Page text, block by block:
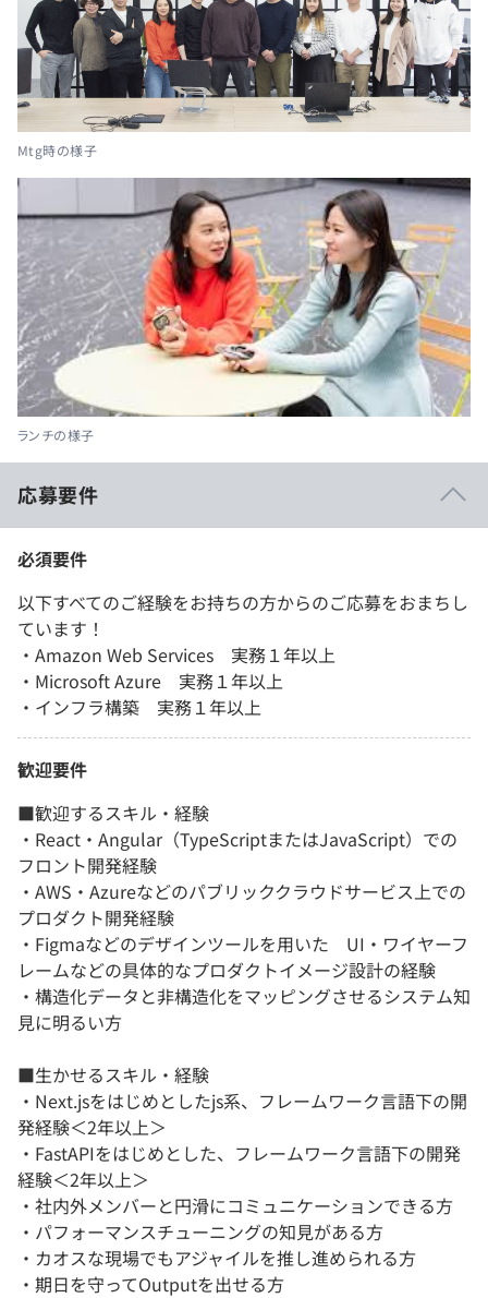
Mtg時の様子
ランチの様子
応募要件
必須要件
以下すべてのご経験をお持ちの方からのご応募をおまちし
ています！
・Amazon Web Services 実務１年以上
・Microsoft Azure 実務１年以上
・インフラ構築 実務１年以上
歓迎要件
■歓迎するスキル・経験
・React・Angular（TypeScriptまたはJavaScript）での
フロント開発経験
・AWS・Azureなどのパブリッククラウドサービス上での
プロダクト開発経験
・Figmaなどのデザインツールを用いた UI・ワイヤーフ
レームなどの具体的なプロダクトイメージ設計の経験
・構造化データと非構造化をマッピングさせるシステム知
見に明るい方
■生かせるスキル・経験
・Next.jsをはじめとしたjs系、フレームワーク言語下の開
発経験＜2年以上＞
・FastAPIをはじめとした、フレームワーク言語下の開発
経験＜2年以上＞
・社内外メンバーと円滑にコミュニケーションできる方
・パフォーマンスチューニングの知見がある方
・カオスな現場でもアジャイルを推し進められる方
・期日を守ってOutputを出せる方